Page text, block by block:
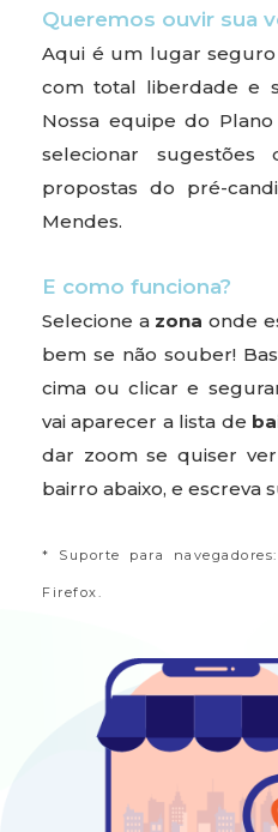
Queremos ouvir sua
Aqui é um lugar seguro
com total liberdade e
Nossa equipe do
selecionar
propostas do pré-
Mendes.
E como funciona?
Selecione a zona onde
bem se não souber!
cima ou clicar e
vai aparecer a lista de
dar zoom se quiser
bairro abaixo, e escreva
* Suporte para
Firefox.